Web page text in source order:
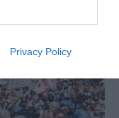
Privacy Policy